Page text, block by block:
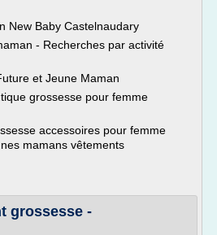
New Baby Castelnaudary
- Recherches par activité
et Jeune Maman
grossesse pour femme
accessoires pour femme
mamans vêtements
grossesse -